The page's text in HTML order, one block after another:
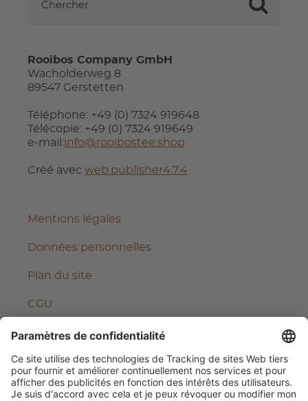
Rooibos Company GmbH
Wacholderweg 8
89547 Gerstetten
Téléphone: +49 (0) 7324 919648
Télécopie: +49 (0) 7324 919649
e-mail:info@rooibostee.shop
Créé avec web.publisher4.7.4
Mentions légales
Données personnelles
Plan du site
CGU
Se rétracter du contrat
Révocation
Livraison